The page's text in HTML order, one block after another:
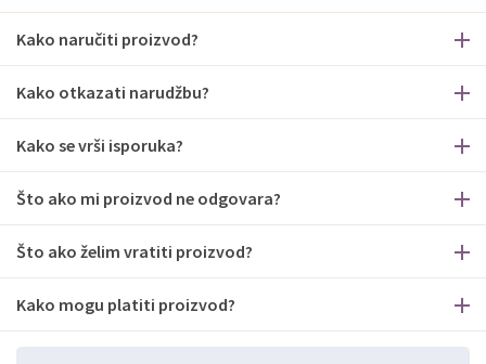
Kako naručiti proizvod?
Kako otkazati narudžbu?
Kako se vrši isporuka?
Što ako mi proizvod ne odgovara?
Što ako želim vratiti proizvod?
Kako mogu platiti proizvod?